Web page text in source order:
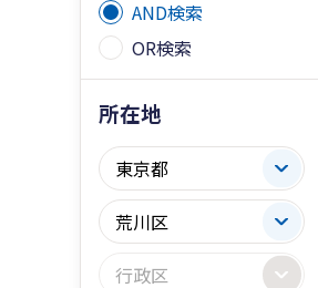
AND検索
OR検索
所在地